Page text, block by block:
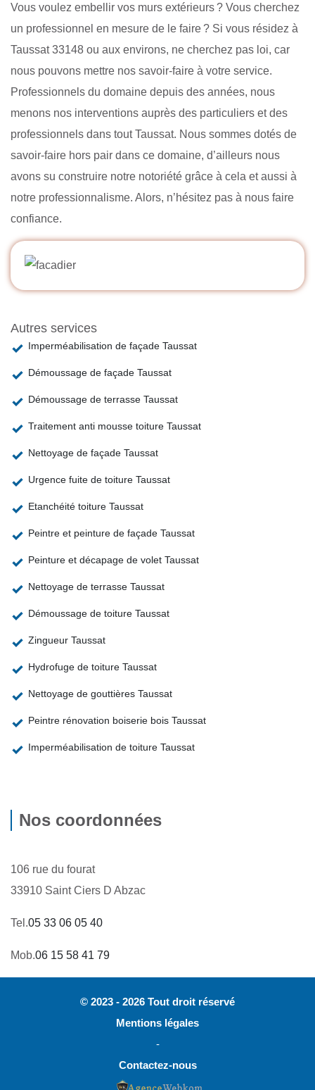
Vous voulez embellir vos murs extérieurs ? Vous cherchez
un professionnel en mesure de le faire ? Si vous résidez à
Taussat 33148 ou aux environs, ne cherchez pas loi, car
nous pouvons mettre nos savoir-faire à votre service.
Professionnels du domaine depuis des années, nous
menons nos interventions auprès des particuliers et des
professionnels dans tout Taussat. Nous sommes dotés de
savoir-faire hors pair dans ce domaine, d’ailleurs nous
avons su construire notre notoriété grâce à cela et aussi à
notre professionnalisme. Alors, n’hésitez pas à nous faire
confiance.
Autres services
Imperméabilisation de façade Taussat
Démoussage de façade Taussat
Démoussage de terrasse Taussat
Traitement anti mousse toiture Taussat
Nettoyage de façade Taussat
Urgence fuite de toiture Taussat
Etanchéité toiture Taussat
Peintre et peinture de façade Taussat
Peinture et décapage de volet Taussat
Nettoyage de terrasse Taussat
Démoussage de toiture Taussat
Zingueur Taussat
Hydrofuge de toiture Taussat
Nettoyage de gouttières Taussat
Peintre rénovation boiserie bois Taussat
Imperméabilisation de toiture Taussat
Nos coordonnées
106 rue du fourat
33910 Saint Ciers D Abzac
Tel.05 33 06 05 40
Mob.06 15 58 41 79
© 2023 - 2026 Tout droit réservé
Mentions légales
-
Contactez-nous